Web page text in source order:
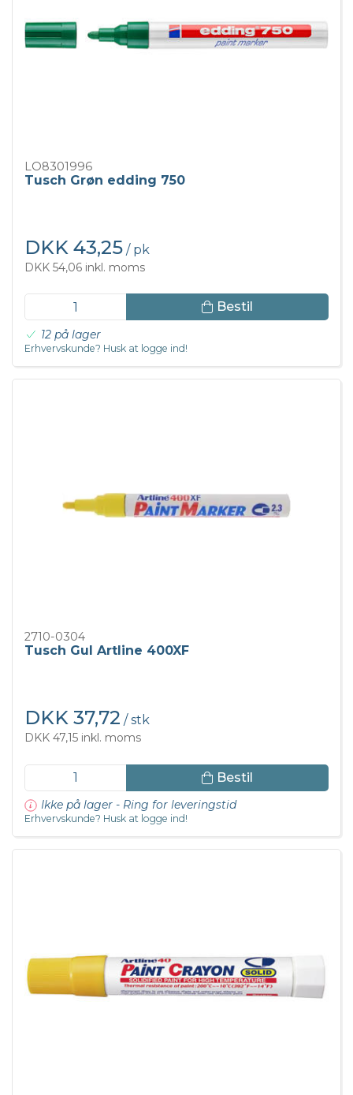
LO8301996
Tusch Grøn edding 750
DKK 43,25 / pk
DKK 54,06 inkl. moms
Bestil
12 på lager
Erhvervskunde? Husk at logge ind!
2710-0304
Tusch Gul Artline 400XF
DKK 37,72 / stk
DKK 47,15 inkl. moms
Bestil
Ikke på lager - Ring for leveringstid
Erhvervskunde? Husk at logge ind!